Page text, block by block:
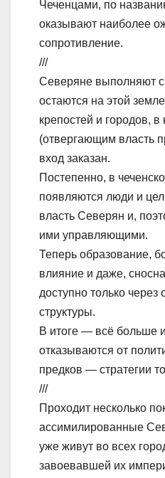
Чеченцами, по
оказывают наиболее
сопротивление.
///
Северяне выполняют
остаются на этой
крепостей и городов,
(отвергающим власть
вход заказан.
Постепенно, в
появляются люди и
власть Северян и,
ими управляющими.
Теперь образование,
влияние и даже,
доступно только через
структуры.
В итоге — всё больше
отказываются от
предков — стратегии
///
Проходит несколько
ассимилированные
уже живут во всех
завоевавшей их